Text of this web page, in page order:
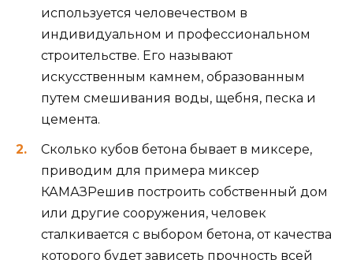
материалах для самого дома, но и о типе
фундамента, который будет основанием для
постройки. О том, как выбрать оптимально
дешевый фундамент, какой тип основания
подойдёт для конкретного грунта на участке, и
как сэкономить на выполнении работ,
Важно: стоимость возведения каркаса
составляет 30% от общей суммы затрат на
строительство дома в целом. Поэтому
тщательно взвешивать все параметры и